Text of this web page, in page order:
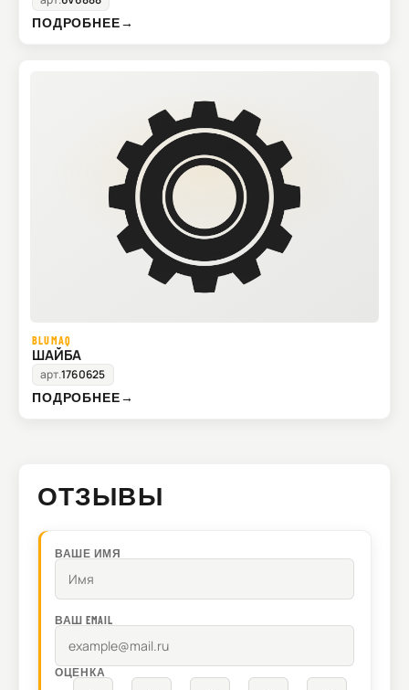
ПОДРОБНЕЕ→
BLUMAQ
ШАЙБА
арт.1760625
ПОДРОБНЕЕ→
ОТЗЫВЫ
ВАШЕ ИМЯ
ВАШ EMAIL
ОЦЕНКА